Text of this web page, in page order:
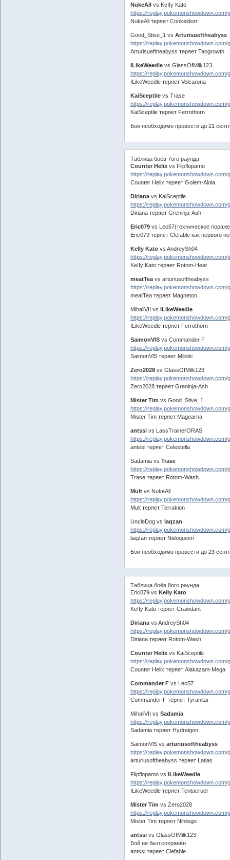
NukeAllvs KeIIy Kato
https://replay.pokemonshowdown.com/
NukeAll теряет Conkeldurr
Good_Stive_1 vs Arturisueftheabyss
https://
Arturisueftheabyss теряет Tangrowth
ILikeWeedlevs GlassOfMilk123
https://replay.pokemonshowdown.com/
ILikeWeedle теряет Volcarona
KaiSceptilevs Trase
https://
KaiSceptile теряет Ferrothorn
Бои необходимо провести до 21
Таблица боёв 7ого раунда
Counter Helixvs Flipflopamo
https://replay.pokemonshowdown.com/
Counter Helix теряет Golem-Alola
Dirianavs KaiSceptile
https://
Diriana теряет Greninja-Ash
Eric079vs Leo57(техническое
Eric079 теряет Clefable как первого
KeIIy Katovs AndreySh04
https://replay.pokemonshowdown.com/
KeIIy Kato теряет Rotom-Heat
meatTeavs arturiusoftheabyss
https://
meatTea теряет Magneton
MihailVII vs ILikeWeedle
https://replay.pokemonshowdown.com/
ILikeWeedle теряет Ferrothorn
SaimonVlSvs Commander F
https://
SaimonVlS теряет Milotic
Zero2028vs GlassOfMilk123
https://
Zero2028 теряет Greninja-Ash
Mister Tim vs Good_Stive_1
https://
Mister Tim теряет Magearna
antssivs LassTrainerORAS
https://replay.pokemonshowdown.com/
antssi теряет Celestella
Sadamia vs Trase
https://replay.pokemonshowdown.com/
Trase теряет Rotom-Wash
Multvs NukeAll
https://
Mult теряет Terrakion
UncleDog vs laqzan
https://
laqzan теряет Nidoqueen
Бои необходимо провести до 23
Таблица боёв 8ого раунда
Eric079 vs KeIIy Kato
https://replay.pokemonshowdown.com/
KeIIy Kato теряет Crawdant
Dirianavs AndreySh04
https://
Diriana теряет Rotom-Wash
Counter Helixvs KaiSceptile
https://
Counter Helix теряет Alakazam-Mega
Commander Fvs Leo57
https://
Commander F теряет Tyranitar
MihailVII vs Sadamia
https://replay.pokemonshowdown.com/
Sadamia теряет Hydreigon
SaimonVlS vs arturiusoftheabyss
https://replay.pokemonshowdown.com/
arturiusoftheabyss теряет Latias
Flipflopamo vs ILikeWeedle
https://replay.pokemonshowdown.com/
ILikeWeedle теряет Tentacruel
Mister Tim vs Zero2028
https://
Mister Tim теряет Nihilego
antssivs GlassOfMilk123
Бой не был сохранён
antssi теряет Clefable